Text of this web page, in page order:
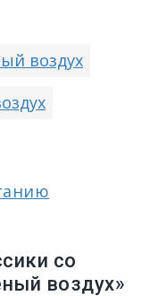
воздух
со
воздух»